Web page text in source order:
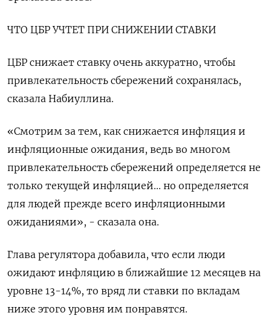
ЧТО ЦБР УЧТЕТ ПРИ СНИЖЕНИИ СТАВКИ
ЦБР снижает ставку очень аккуратно, чтобы
привлекательность сбережений сохранялась,
сказала Набиуллина.
«Смотрим за тем, как снижается инфляция и
инфляционные ожидания, ведь во многом
привлекательность сбережений определяется не
только текущей инфляцией... но определяется
для людей прежде всего инфляционными
ожиданиями», - сказала она.
Глава регулятора добавила, что если люди
ожидают инфляцию в ближайшие 12 месяцев на
уровне 13-14%, то вряд ли ставки по вкладам
ниже этого уровня им понравятся.